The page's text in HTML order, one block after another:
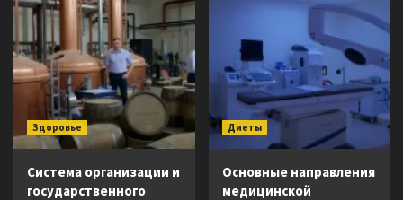
Здоровье
Система организации и
государственного
Диеты
Основные направления
медицинской